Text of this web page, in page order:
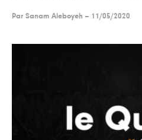
Par Sanam Aleboyeh -- 11/05/2020